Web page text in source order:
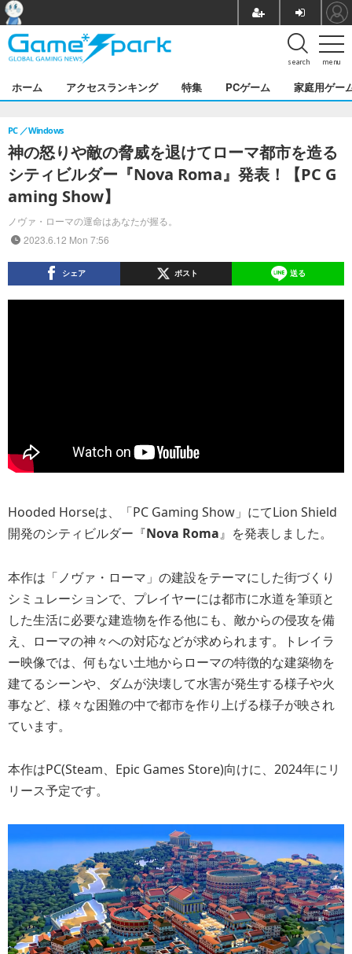
menu
search
ホーム アクセスランキング 特集 PCゲーム 家庭用ゲー
神の怒りや敵の脅威を退けてローマ都市を造る
シティビルダー『Nova Roma』発表！【PC G
aming Show】
ノヴァ・ローマの運命はあなたが握る。
PC Windows
2023.6.12 Mon 7:56
シェア ポスト 送る
Hooded Horseは、「PC Gaming Show」にてLion Shield
開発のシティビルダー『Nova Roma』を発表しました。
本作は「ノヴァ・ローマ」の建設をテーマにした街づくり
シミュレーションで、プレイヤーには都市に水道を筆頭と
した生活に必要な建造物を作る他にも、敵からの侵攻を備
え、ローマの神々への対応などが求められます。トレイラ
ー映像では、何もない土地からローマの特徴的な建築物を
建てるシーンや、ダムが決壊して水害が発生する様子や火
事など、様々な困難の中で都市を作り上げる様子が映され
ています。
本作はPC(Steam、Epic Games Store)向けに、2024年にリ
リース予定です。